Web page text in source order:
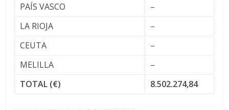
PAÍS VASCO
–
LA RIOJA
–
CEUTA
–
MELILLA
–
TOTAL (€)
8.502.274,84